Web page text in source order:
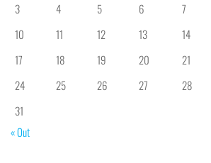
3
4 5 6 7
10
11 12 13 14
17
18 19 20 21
24
25 26 27 28
31
« Out